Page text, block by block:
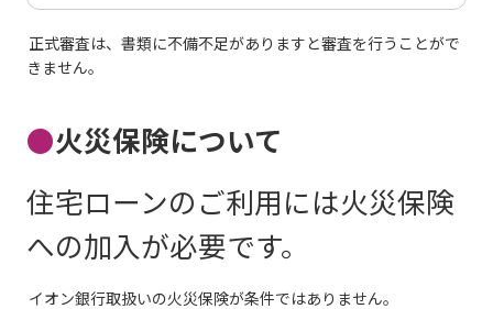
正式審査は、書類に不備不足がありますと審査を行うことがで
きません。
●火災保険について
住宅ローンのご利用には火災保険
への加入が必要です。
イオン銀行取扱いの火災保険が条件ではありません。